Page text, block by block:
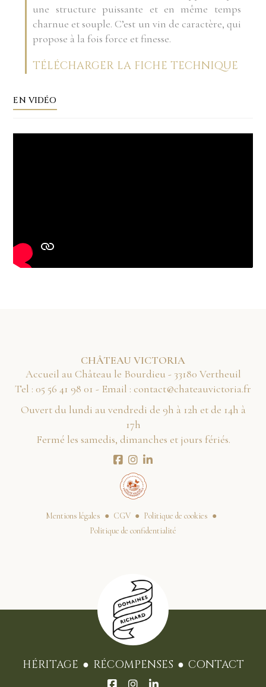
une structure puissante et en même temps
charnue et souple. C’est un vin de caractère, qui
propose à la fois force et finesse.
TÉLÉCHARGER LA FICHE TECHNIQUE
EN VIDÉO
CHÂTEAU VICTORIA
Accueil au Château le Bourdieu - 33180 Vertheuil
Tel : 10 89 14 65 50 - Email : rf.airotcivuaetahc@tcatnoc
Ouvert du lundi au vendredi de 9h à 12h et de 14h à
17h
Fermé les samedis, dimanches et jours fériés.
Mentions légales CGV
Politique de cookies
Politique de confidentialité
HÉRITAGE RÉCOMPENSES CONTACT